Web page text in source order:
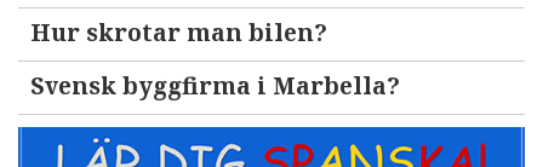
Hur skrotar man bilen?
Svensk byggfirma i Marbella?